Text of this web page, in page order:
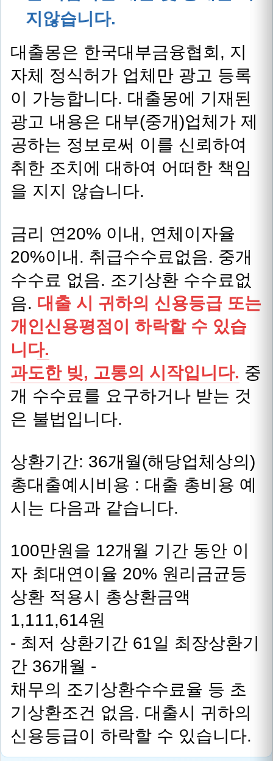
지않습니다.
대출몽은 한국대부금융협회, 지
자체 정식허가 업체만 광고 등록
이 가능합니다. 대출몽에 기재된
광고 내용은 대부(중개)업체가 제
공하는 정보로써 이를 신뢰하여
취한 조치에 대하여 어떠한 책임
을 지지 않습니다.
금리 연20% 이내, 연체이자율
20%이내. 취급수수료없음. 중개
수수료 없음. 조기상환 수수료없
음. 대출 시 귀하의 신용등급 또는
개인신용평점이 하락할 수 있습
니다.
과도한 빚, 고통의 시작입니다. 중
개 수수료를 요구하거나 받는 것
은 불법입니다.
상환기간: 36개월(해당업체상의)
총대출예시비용 : 대출 총비용 예
시는 다음과 같습니다.
100만원을 12개월 기간 동안 이
자 최대연이율 20% 원리금균등
상환 적용시 총상환금액
1,111,614원
- 최저 상환기간 61일 최장상환기
간 36개월 -
채무의 조기상환수수료율 등 초
기상환조건 없음. 대출시 귀하의
신용등급이 하락할 수 있습니다.